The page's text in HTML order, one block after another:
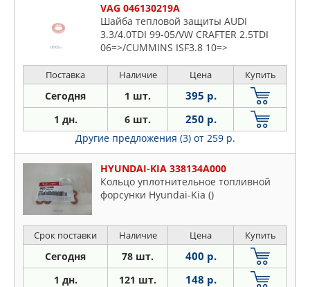
VAG 046130219A
Шайба тепловой защиты AUDI
3.3/4.0TDI 99-05/VW CRAFTER 2.5TDI
06=>/CUMMINS ISF3.8 10=>
Поставка Наличие Цена Купить
Сегодня 1 шт. 395 р.
1 дн. 6 шт. 250 р.
Другие предложения (3) от 259 р.
HYUNDAI-KIA 338134A000
Кольцо уплотнительное топливной
форсунки Hyundai-Kia ()
Срок поставки Наличие Цена Купить
Сегодня 78 шт. 400 р.
1 дн. 121 шт. 148 р.